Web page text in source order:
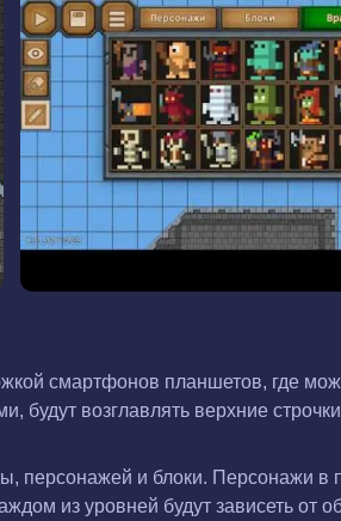
смартфонов планшетов, где
возглавлять верхние
персонажей и блоки. Персонажи
из уровней будут зависеть от